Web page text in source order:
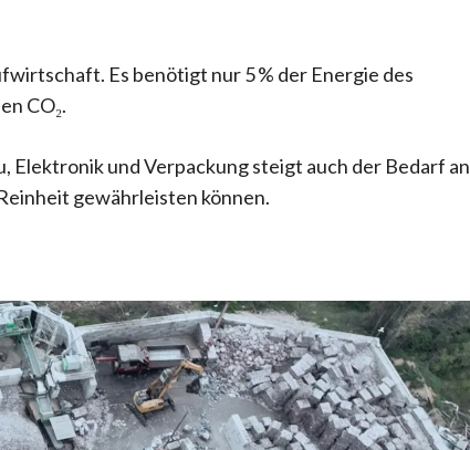
Es benötigt nur 5 % der Energie des
CO₂.
und Verpackung steigt auch der Bedarf an
gewährleisten können.